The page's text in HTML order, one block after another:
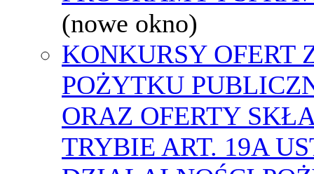
(nowe okno)
KONKURSY OFERT
POŻYTKU
ORAZ OFERTY
TRYBIE ART. 19A